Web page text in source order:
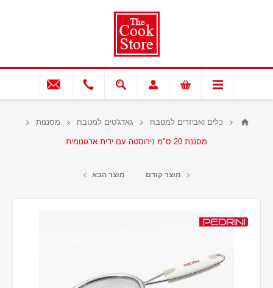
כלים ואביזרים למטבח גאדג'טים למטבח מסננות
מסננת 20 ס"מ נירוסטה עם ידית ארגונומית
מוצר קודם מוצר הבא